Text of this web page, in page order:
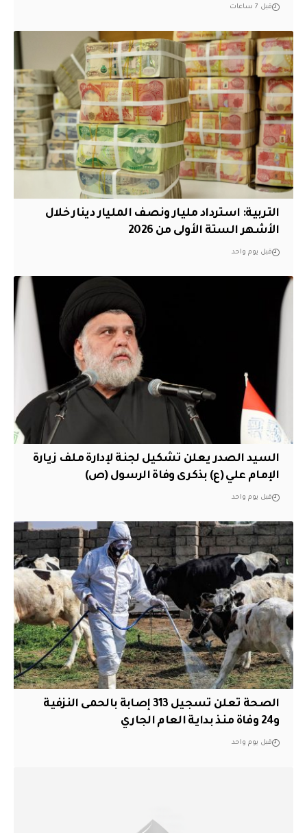
قبل 7 ساعات
التربية: استرداد مليار ونصف المليار دينار خلال
الأشهر الستة الأولى من 2026
قبل يوم واحد
السيد الصدر يعلن تشكيل لجنة لإدارة ملف زيارة
الإمام علي (ع) بذكرى وفاة الرسول (ص)
قبل يوم واحد
الصحة تعلن تسجيل 313 إصابة بالحمى النزفية
و24 وفاة منذ بداية العام الجاري
قبل يوم واحد